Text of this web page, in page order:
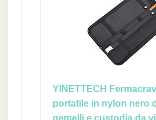
YINETTECH
portatile in nylon nero